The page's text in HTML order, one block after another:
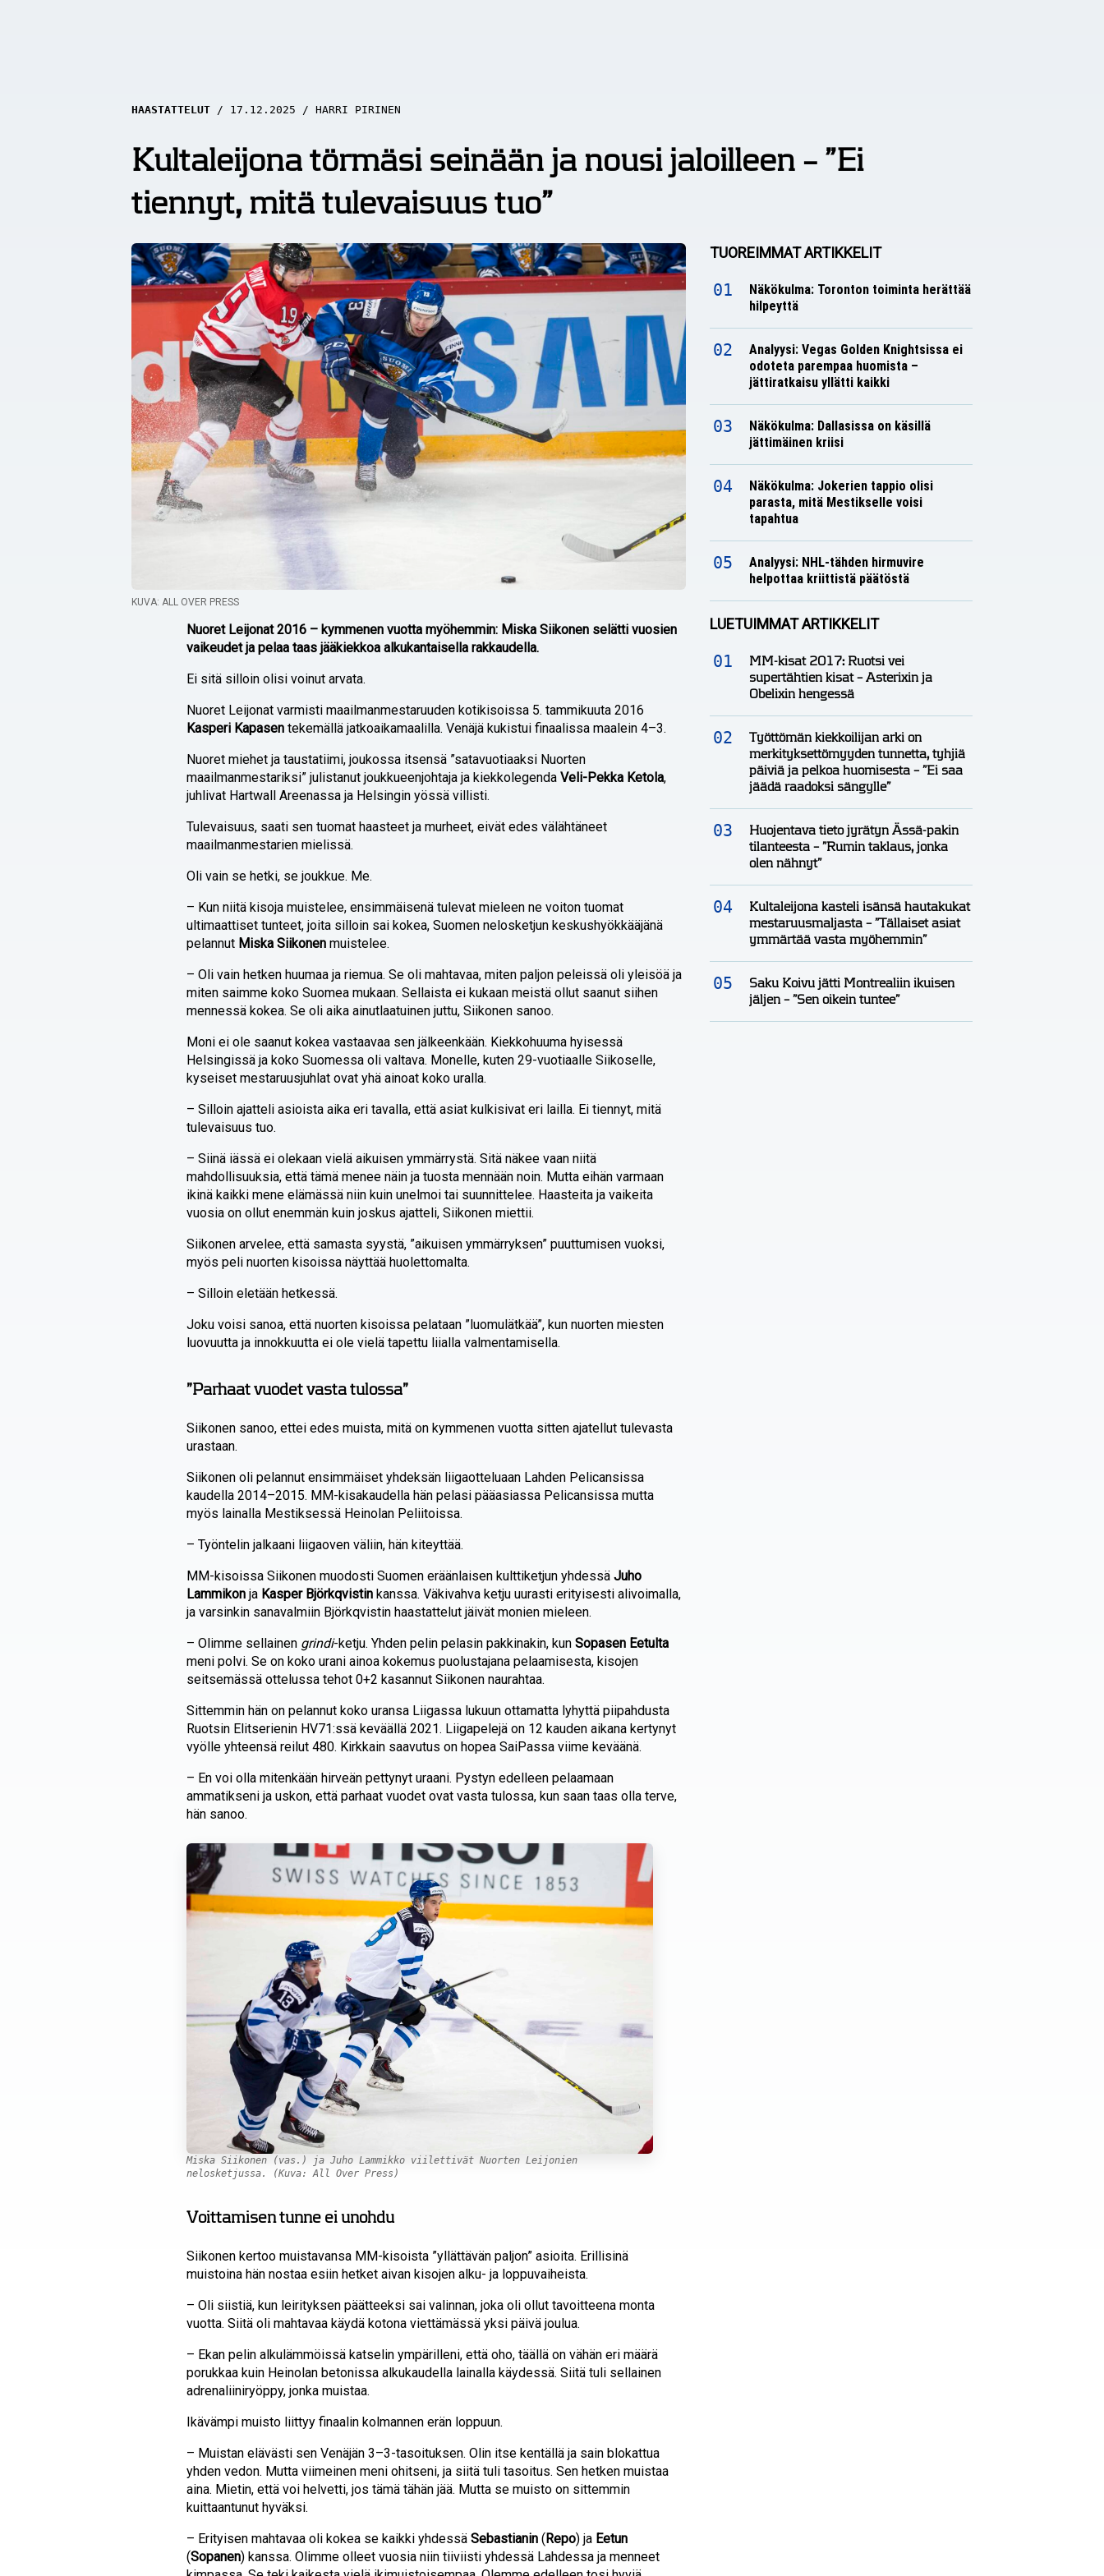
HAASTATTELUT 17.12.2025 HARRI PIRINEN
Kultaleijona törmäsi seinään ja nousi jaloilleen – ”Ei
tiennyt, mitä tulevaisuus tuo”
KUVA: ALL OVER PRESS
Nuoret Leijonat 2016 – kymmenen vuotta myöhemmin: Miska Siikonen selätti vuosien
vaikeudet ja pelaa taas jääkiekkoa alkukantaisella rakkaudella.
Ei sitä silloin olisi voinut arvata.
Nuoret Leijonat varmisti maailmanmestaruuden kotikisoissa 5. tammikuuta 2016
Kasperi Kapasen tekemällä jatkoaikamaalilla. Venäjä kukistui finaalissa maalein 4–3.
Nuoret miehet ja taustatiimi, joukossa itsensä ”satavuotiaaksi Nuorten
maailmanmestariksi” julistanut joukkueenjohtaja ja kiekkolegendaVeli-Pekka Ketola,
juhlivat Hartwall Areenassa ja Helsingin yössä villisti.
Tulevaisuus, saati sen tuomat haasteet ja murheet, eivät edes välähtäneet
maailmanmestarien mielissä.
Oli vain se hetki, se joukkue. Me.
– Kun niitä kisoja muistelee, ensimmäisenä tulevat mieleen ne voiton tuomat
ultimaattiset tunteet, joita silloin sai kokea, Suomen nelosketjun keskushyökkääjänä
pelannut Miska Siikonen muistelee.
– Oli vain hetken huumaa ja riemua. Se oli mahtavaa, miten paljon peleissä oli yleisöä ja
miten saimme koko Suomea mukaan. Sellaista ei kukaan meistä ollut saanut siihen
mennessä kokea. Se oli aika ainutlaatuinen juttu, Siikonen sanoo.
Moni ei ole saanut kokea vastaavaa sen jälkeenkään. Kiekkohuuma hyisessä
Helsingissä ja koko Suomessa oli valtava. Monelle, kuten 29-vuotiaalle Siikoselle,
kyseiset mestaruusjuhlat ovat yhä ainoat koko uralla.
– Silloin ajatteli asioista aika eri tavalla, että asiat kulkisivat eri lailla. Ei tiennyt, mitä
tulevaisuus tuo.
– Siinä iässä ei olekaan vielä aikuisen ymmärrystä. Sitä näkee vaan niitä
mahdollisuuksia, että tämä menee näin ja tuosta mennään noin. Mutta eihän varmaan
ikinä kaikki mene elämässä niin kuin unelmoi tai suunnittelee. Haasteita ja vaikeita
vuosia on ollut enemmän kuin joskus ajatteli, Siikonen miettii.
Siikonen arvelee, että samasta syystä, ”aikuisen ymmärryksen” puuttumisen vuoksi,
myös peli nuorten kisoissa näyttää huolettomalta.
– Silloin eletään hetkessä.
Joku voisi sanoa, että nuorten kisoissa pelataan ”luomulätkää”, kun nuorten miesten
luovuutta ja innokkuutta ei ole vielä tapettu liialla valmentamisella.
”Parhaat vuodet vasta tulossa”
Siikonen sanoo, ettei edes muista, mitä on kymmenen vuotta sitten ajatellut tulevasta
urastaan.
Siikonen oli pelannut ensimmäiset yhdeksän liigaotteluaan Lahden Pelicansissa
kaudella 2014–2015. MM-kisakaudella hän pelasi pääasiassa Pelicansissa mutta
myös lainalla Mestiksessä Heinolan Peliitoissa.
– Työntelin jalkaani liigaoven väliin, hän kiteyttää.
MM-kisoissa Siikonen muodosti Suomen eräänlaisen kulttiketjun yhdessäJuho
Lammikon ja Kasper Björkqvistin kanssa. Väkivahva ketju uurasti erityisesti alivoimalla,
ja varsinkin sanavalmiin Björkqvistin haastattelut jäivät monien mieleen.
– Olimme sellainen grindi-ketju. Yhden pelin pelasin pakkinakin, kunSopasen Eetulta
meni polvi. Se on koko urani ainoa kokemus puolustajana pelaamisesta, kisojen
seitsemässä ottelussa tehot 0+2 kasannut Siikonen naurahtaa.
Sittemmin hän on pelannut koko uransa Liigassa lukuun ottamatta lyhyttä piipahdusta
Ruotsin Elitserienin HV71:ssä keväällä 2021. Liigapelejä on 12 kauden aikana kertynyt
vyölle yhteensä reilut 480. Kirkkain saavutus on hopea SaiPassa viime keväänä.
– En voi olla mitenkään hirveän pettynyt uraani. Pystyn edelleen pelaamaan
ammatikseni ja uskon, että parhaat vuodet ovat vasta tulossa, kun saan taas olla terve,
hän sanoo.
Miska Siikonen (vas.) ja Juho Lammikko viilettivät Nuorten Leijonien
nelosketjussa. (Kuva: All Over Press)
Voittamisen tunne ei unohdu
Siikonen kertoo muistavansa MM-kisoista ”yllättävän paljon” asioita. Erillisinä
muistoina hän nostaa esiin hetket aivan kisojen alku- ja loppuvaiheista.
– Oli siistiä, kun leirityksen päätteeksi sai valinnan, joka oli ollut tavoitteena monta
vuotta. Siitä oli mahtavaa käydä kotona viettämässä yksi päivä joulua.
– Ekan pelin alkulämmöissä katselin ympärilleni, että oho, täällä on vähän eri määrä
porukkaa kuin Heinolan betonissa alkukaudella lainalla käydessä. Siitä tuli sellainen
adrenaliiniryöppy, jonka muistaa.
Ikävämpi muisto liittyy finaalin kolmannen erän loppuun.
– Muistan elävästi sen Venäjän 3–3-tasoituksen. Olin itse kentällä ja sain blokattua
yhden vedon. Mutta viimeinen meni ohitseni, ja siitä tuli tasoitus. Sen hetken muistaa
aina. Mietin, että voi helvetti, jos tämä tähän jää. Mutta se muisto on sittemmin
kuittaantunut hyväksi.
– Erityisen mahtavaa oli kokea se kaikki yhdessäSebastianin (Repo) ja Eetun
(Sopanen) kanssa. Olimme olleet vuosia niin tiiviisti yhdessä Lahdessa ja menneet
TUOREIMMAT ARTIKKELIT
Näkökulma: Toronton toiminta herättää
hilpeyttä
Analyysi: Vegas Golden Knightsissa ei
odoteta parempaa huomista –
jättiratkaisu yllätti kaikki
Näkökulma: Dallasissa on käsillä
jättimäinen kriisi
Näkökulma: Jokerien tappio olisi
parasta, mitä Mestikselle voisi
tapahtua
Analyysi: NHL-tähden hirmuvire
helpottaa kriittistä päätöstä
LUETUIMMAT ARTIKKELIT
MM-kisat 2017: Ruotsi vei
supertähtien kisat – Asterixin ja
Obelixin hengessä
Työttömän kiekkoilijan arki on
merkityksettömyyden tunnetta, tyhjiä
päiviä ja pelkoa huomisesta – ”Ei saa
jäädä raadoksi sängylle”
Huojentava tieto jyrätyn Ässä-pakin
tilanteesta – ”Rumin taklaus, jonka
olen nähnyt”
Kultaleijona kasteli isänsä hautakukat
mestaruusmaljasta – ”Tällaiset asiat
ymmärtää vasta myöhemmin”
Saku Koivu jätti Montrealiin ikuisen
jäljen – ”Sen oikein tuntee”